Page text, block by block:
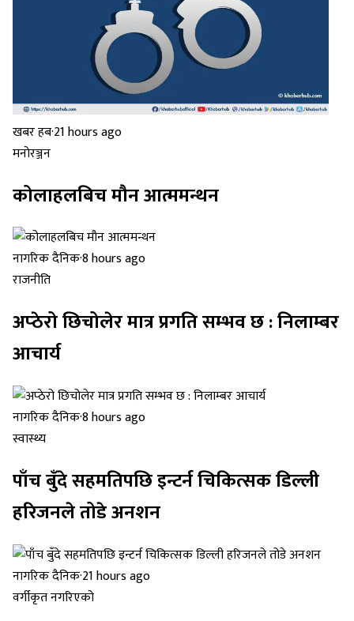
खबर हब·21 hours ago
मनोरञ्जन
कोलाहलबिच मौन आत्ममन्थन
नागरिक दैनिक·8 hours ago
राजनीति
अप्ठेरो छिचोलेर मात्र प्रगति सम्भव छ : निलाम्बर
आचार्य
नागरिक दैनिक·8 hours ago
स्वास्थ्य
पाँच बुँदे सहमतिपछि इन्टर्न चिकित्सक डिल्ली
हरिजनले तोडे अनशन
नागरिक दैनिक·21 hours ago
वर्गीकृत नगरिएको